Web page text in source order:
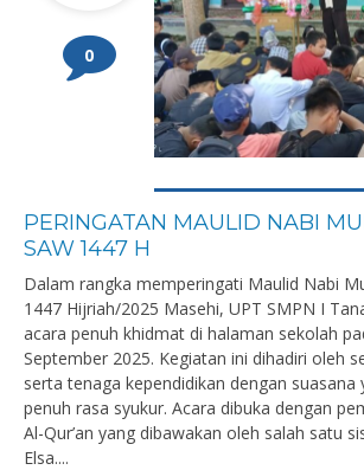
0
PERINGATAN MAULID NABI
SAW 1447 H
Dalam rangka memperingati Maulid Nabi
1447 Hijriah/2025 Masehi, UPT SMPN I
acara penuh khidmat di halaman sekolah
September 2025. Kegiatan ini dihadiri oleh
serta tenaga kependidikan dengan suasana
penuh rasa syukur. Acara dibuka dengan
Al-Qur’an yang dibawakan oleh salah satu
Elsa....